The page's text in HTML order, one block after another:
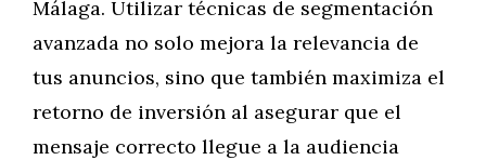
Málaga. Utilizar técnicas de segmentación
avanzada no solo mejora la relevancia de
tus anuncios, sino que también maximiza el
retorno de inversión al asegurar que el
mensaje correcto llegue a la audiencia